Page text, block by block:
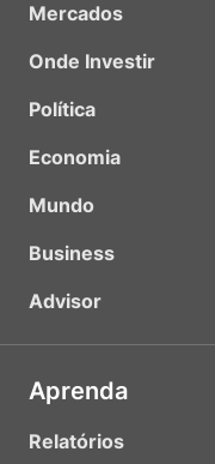
Mercados
Onde Investir
Política
Economia
Mundo
Business
Advisor
Aprenda
Relatórios